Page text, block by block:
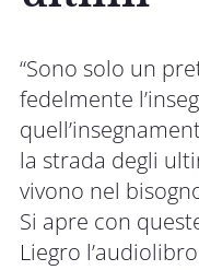
“Sono solo un
fedelmente
la strada degli
vivono nel
Si apre con
Liegro